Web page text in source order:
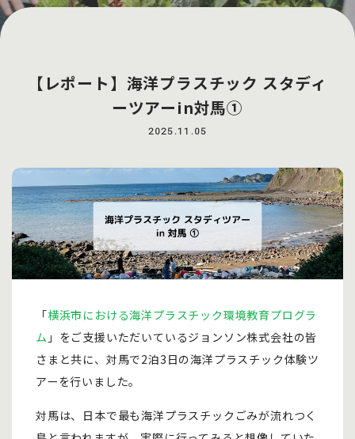
【レポート】海洋プラスチック スタディ
ーツアーin対馬①
2025.11.05
「横浜市における海洋プラスチック環境教育プログラ
ム 」をご支援いただいているジョンソン株式会社の皆
さまと共に、対馬で2泊3日の海洋プラスチック体験ツ
アーを行いました。
対馬は、日本で最も海洋プラスチックごみが流れつく